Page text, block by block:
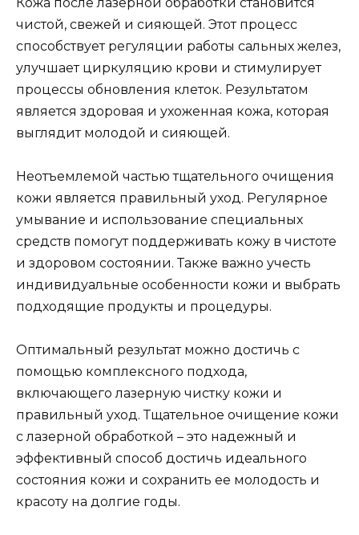
чистой, свежей и сияющей. Этот процесс
способствует регуляции работы сальных желез,
улучшает циркуляцию крови и стимулирует
процессы обновления клеток. Результатом
является здоровая и ухоженная кожа, которая
выглядит молодой и сияющей.
Неотъемлемой частью тщательного очищения
кожи является правильный уход. Регулярное
умывание и использование специальных
средств помогут поддерживать кожу в чистоте
и здоровом состоянии. Также важно учесть
индивидуальные особенности кожи и выбрать
подходящие продукты и процедуры.
Оптимальный результат можно достичь с
помощью комплексного подхода,
включающего лазерную чистку кожи и
правильный уход. Тщательное очищение кожи
с лазерной обработкой – это надежный и
эффективный способ достичь идеального
состояния кожи и сохранить ее молодость и
красоту на долгие годы.